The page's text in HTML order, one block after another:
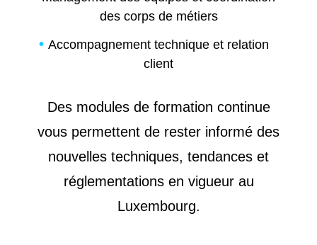
des corps de métiers
Accompagnement technique et relation
client
Des modules de formation continue
vous permettent de rester informé des
nouvelles techniques, tendances et
réglementations en vigueur au
Luxembourg.